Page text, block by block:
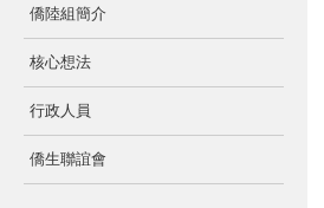
僑陸組簡介
核心想法
行政人員
僑生聯誼會